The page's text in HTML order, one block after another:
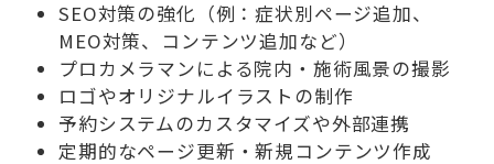
SEO対策の強化（例：症状別ページ追加、
MEO対策、コンテンツ追加など）
プロカメラマンによる院内・施術風景の撮影
ロゴやオリジナルイラストの制作
予約システムのカスタマイズや外部連携
定期的なページ更新・新規コンテンツ作成